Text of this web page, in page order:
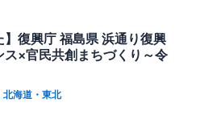
】復興庁 福島県 浜通り復興
ス×官民共創まちづくり～令
北海道・東北